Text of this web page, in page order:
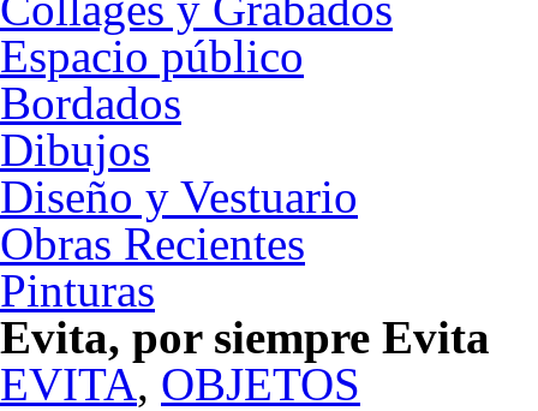
Espacio público
Bordados
Dibujos
Diseño y Vestuario
Obras Recientes
Pinturas
Evita, por siempre Evita
EVITA, OBJETOS